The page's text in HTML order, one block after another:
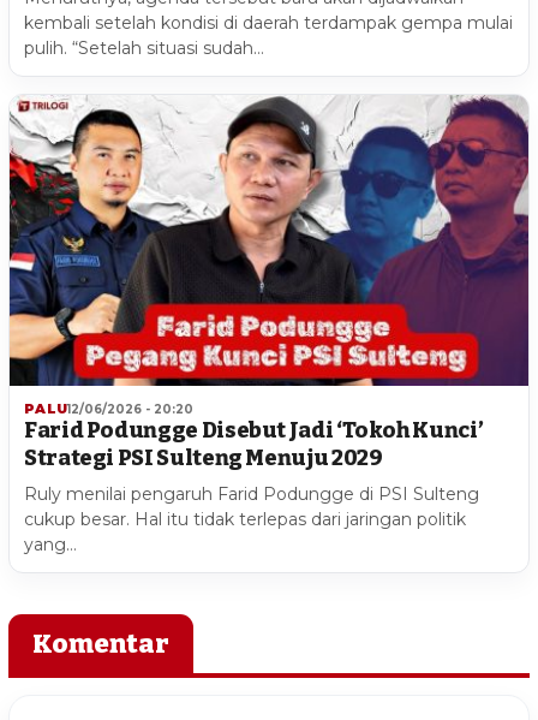
kembali setelah kondisi di daerah terdampak gempa mulai
pulih. “Setelah situasi sudah…
PALU12/06/2026 - 20:20
Farid Podungge Disebut Jadi ‘Tokoh Kunci’
Strategi PSI Sulteng Menuju 2029
Ruly menilai pengaruh Farid Podungge di PSI Sulteng
cukup besar. Hal itu tidak terlepas dari jaringan politik
yang…
Komentar